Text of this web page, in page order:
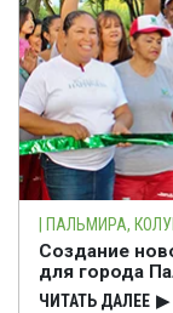
| ПАЛЬМИРА,
Создание
для города
ЧИТАТЬ ДАЛЕЕ ▶